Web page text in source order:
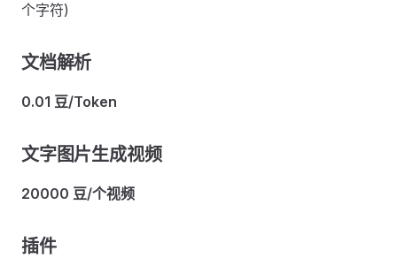
个字符)
文档解析
0.01 豆/Token
文字图片生成视频
20000 豆/个视频
插件